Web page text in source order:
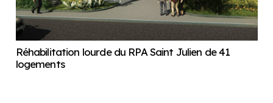
Réhabilitation lourde du RPA Saint Julien de 41
logements